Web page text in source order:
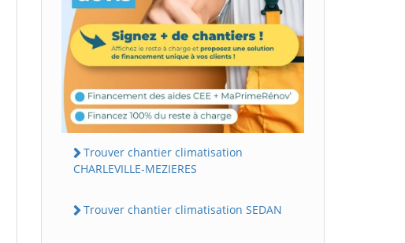
Trouver chantier climatisation
CHARLEVILLE-MEZIERES
Trouver chantier climatisation SEDAN